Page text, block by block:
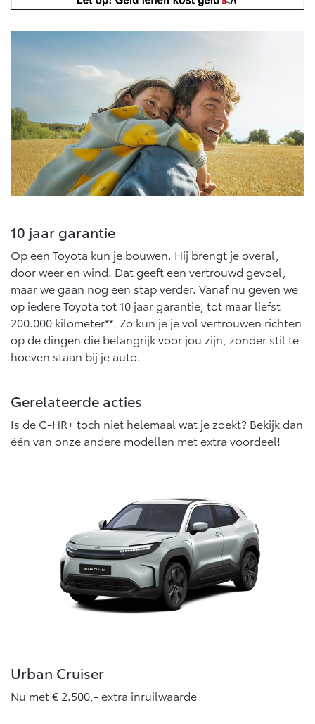
10 jaar garantie
Op een Toyota kun je bouwen. Hij brengt je overal,
door weer en wind. Dat geeft een vertrouwd gevoel,
maar we gaan nog een stap verder. Vanaf nu geven we
op iedere Toyota tot 10 jaar garantie, tot maar liefst
200.000 kilometer**. Zo kun je je vol vertrouwen richten
op de dingen die belangrijk voor jou zijn, zonder stil te
hoeven staan bij je auto.
Gerelateerde acties
Is de C-HR+ toch niet helemaal wat je zoekt? Bekijk dan
één van onze andere modellen met extra voordeel!
Urban Cruiser
Nu met € 2.500,- extra inruilwaarde